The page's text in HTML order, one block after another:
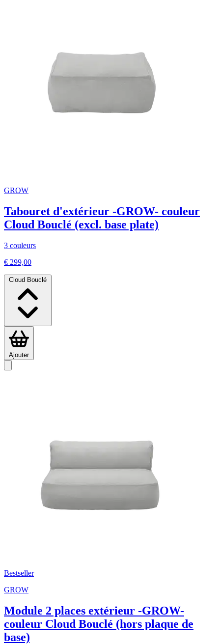
GROW
Tabouret d'extérieur -GROW- couleur
Cloud Bouclé (excl. base plate)
3 couleurs
€ 299,00
Cloud Bouclé
Ajouter
Bestseller
GROW
Module 2 places extérieur -GROW-
couleur Cloud Bouclé (hors plaque de
base)